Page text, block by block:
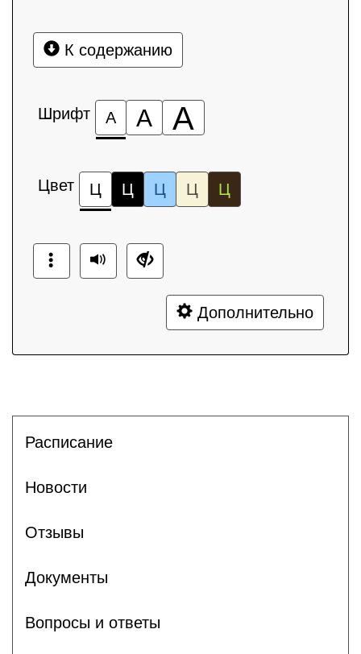
К содержанию
Шрифт А А А
Цвет Ц Ц Ц Ц Ц
Дополнительно
Расписание
Новости
Отзывы
Документы
Вопросы и ответы